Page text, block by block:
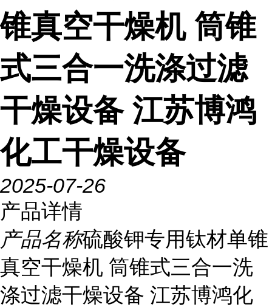
锥真空干燥机 筒锥
式三合一洗涤过滤
干燥设备 江苏博鸿
化工干燥设备
2025-07-26
产品详情
产品名称硫酸钾专用钛材单锥
真空干燥机 筒锥式三合一洗
涤过滤干燥设备 江苏博鸿化